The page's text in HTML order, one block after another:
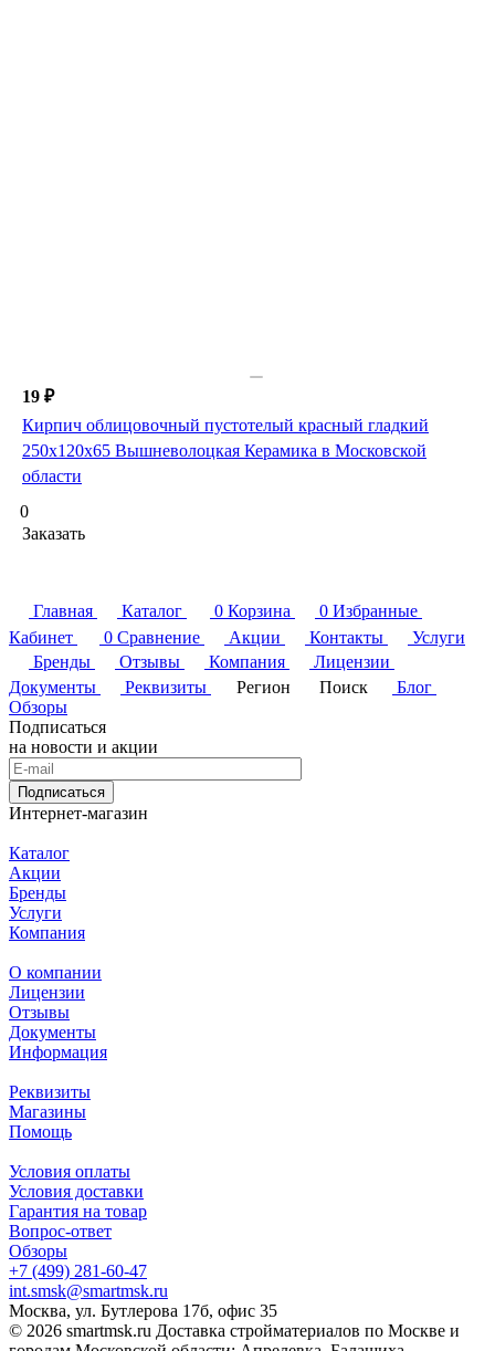
19 ₽
Кирпич облицовочный пустотелый красный гладкий
250х120х65 Вышневолоцкая Керамика в Московской
области
0
Заказать
Главная Каталог 0 Корзина 0 Избранные
Кабинет
0 Сравнение Акции Контакты
Услуги
Бренды
Отзывы Компания
Лицензии
Документы
Реквизиты Регион Поиск
Блог
Обзоры
Подписаться
на новости и акции
Подписаться
Интернет-магазин
Каталог
Акции
Бренды
Услуги
Компания
О компании
Лицензии
Отзывы
Документы
Информация
Реквизиты
Магазины
Помощь
Условия оплаты
Условия доставки
Гарантия на товар
Вопрос-ответ
Обзоры
+7 (499) 281-60-47
int.smsk@smartmsk.ru
Москва, ул. Бутлерова 17б, офис 35
© 2026 smartmsk.ru Доставка стройматериалов по Москве и